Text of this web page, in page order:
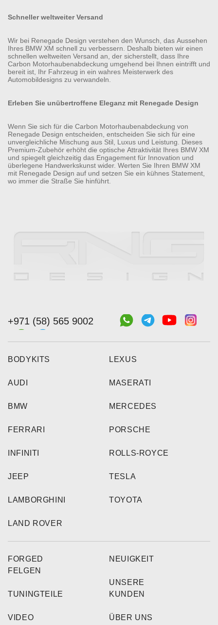
Schneller weltweiter Versand
Wir bei Renegade Design verstehen den Wunsch, das Aussehen
Ihres BMW XM schnell zu verbessern. Deshalb bieten wir einen
schnellen weltweiten Versand an, der sicherstellt, dass Ihre
Carbon Motorhaubenabdeckung umgehend bei Ihnen eintrifft und
bereit ist, Ihr Fahrzeug in ein wahres Meisterwerk des
Automobildesigns zu verwandeln.
Erleben Sie unübertroffene Eleganz mit Renegade Design
Wenn Sie sich für die Carbon Motorhaubenabdeckung von
Renegade Design entscheiden, entscheiden Sie sich für eine
unvergleichliche Mischung aus Stil, Luxus und Leistung. Dieses
Premium-Zubehör erhöht die optische Attraktivität Ihres BMW XM
und spiegelt gleichzeitig das Engagement für Innovation und
überlegene Handwerkskunst wider. Werten Sie Ihren BMW XM
mit Renegade Design auf und setzen Sie ein kühnes Statement,
wo immer die Straße Sie hinführt.
+971 (58) 565 9002
BODYKITS
AUDI
BMW
FERRARI
INFINITI
JEEP
LAMBORGHINI
LAND ROVER
LEXUS
MASERATI
MERCEDES
PORSCHE
ROLLS-ROYCE
TESLA
TOYOTA
FORGED
FELGEN
TUNINGTEILE
VIDEO
NEUIGKEIT
UNSERE
KUNDEN
ÜBER UNS